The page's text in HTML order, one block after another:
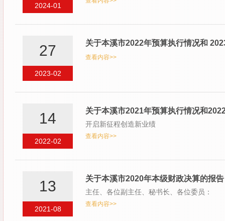
2024-01
2023-02
27 关于本溪市2022年预算执行情况和
查看内容>>
2022-02
14 关于本溪市2021年预算执行情况和
开启新征程创造新业绩
查看内容>>
2021-08
13 关于本溪市2020年本级财政决算的报告
主任、各位副主任、秘书长、各位委员：
查看内容>>